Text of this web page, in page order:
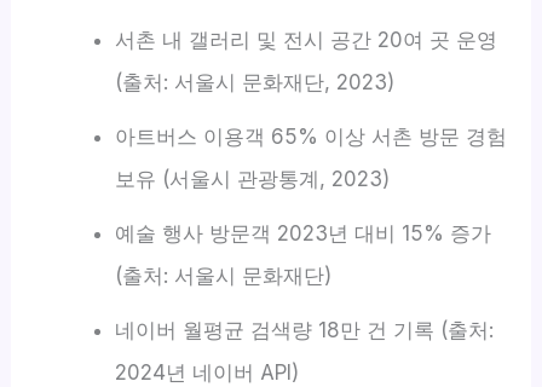
서촌 내 갤러리 및 전시 공간 20여 곳 운영
(출처: 서울시 문화재단, 2023)
아트버스 이용객 65% 이상 서촌 방문 경험
보유 (서울시 관광통계, 2023)
예술 행사 방문객 2023년 대비 15% 증가
(출처: 서울시 문화재단)
네이버 월평균 검색량 18만 건 기록 (출처:
2024년 네이버 API)